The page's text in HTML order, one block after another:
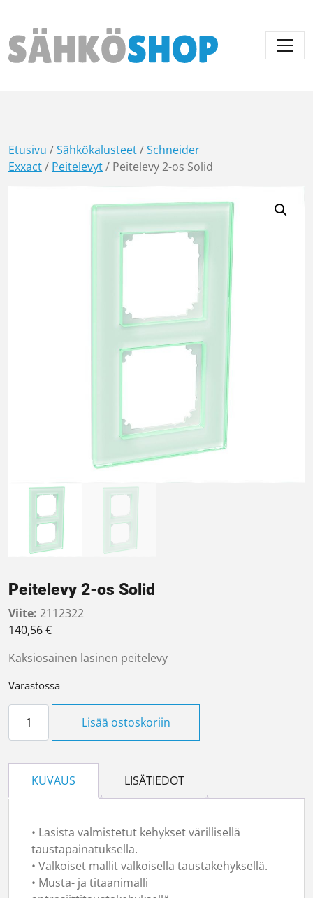
Päävalikko
Etusivu /Sähkökalusteet/Schneider
Exxact/ Peitelevyt/ Peitelevy 2-os Solid
Peitelevy 2-os Solid
Viite: 2112322
140,56€
Kaksiosainen lasinen peitelevy
Varastossa
Lisää ostoskoriin
KUVAUS LISÄTIEDOT
• Lasista valmistetut kehykset värillisellä
taustapainatuksella.
• Valkoiset mallit valkoisella taustakehyksellä.
• Musta- ja titaanimalli